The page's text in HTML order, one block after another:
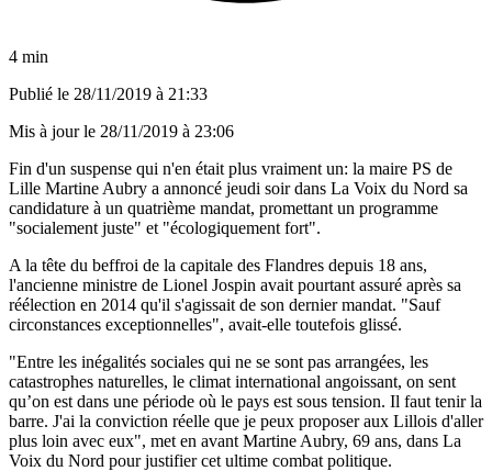
4 min
Publié le 28/11/2019 à 21:33
Mis à jour le 28/11/2019 à 23:06
Fin d'un suspense qui n'en était plus vraiment un: la maire PS de
Lille Martine Aubry a annoncé jeudi soir dans La Voix du Nord sa
candidature à un quatrième mandat, promettant un programme
"socialement juste" et "écologiquement fort".
A la tête du beffroi de la capitale des Flandres depuis 18 ans,
l'ancienne ministre de Lionel Jospin avait pourtant assuré après sa
réélection en 2014 qu'il s'agissait de son dernier mandat. "Sauf
circonstances exceptionnelles", avait-elle toutefois glissé.
"Entre les inégalités sociales qui ne se sont pas arrangées, les
catastrophes naturelles, le climat international angoissant, on sent
qu’on est dans une période où le pays est sous tension. Il faut tenir la
barre. J'ai la conviction réelle que je peux proposer aux Lillois d'aller
plus loin avec eux", met en avant Martine Aubry, 69 ans, dans La
Voix du Nord pour justifier cet ultime combat politique.